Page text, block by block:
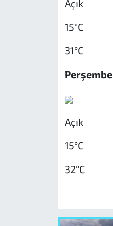
Açık
15°C
31°C
Perşembe
Açık
15°C
32°C